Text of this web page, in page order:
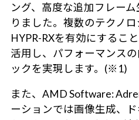
ング、高度な追加フレー
りました。複数のテクノ
HYPR-RXを有効にするこ
活用し、パフォーマンス
ックを実現します。(※1)
また、AMD Software:
ーションでは画像生成、